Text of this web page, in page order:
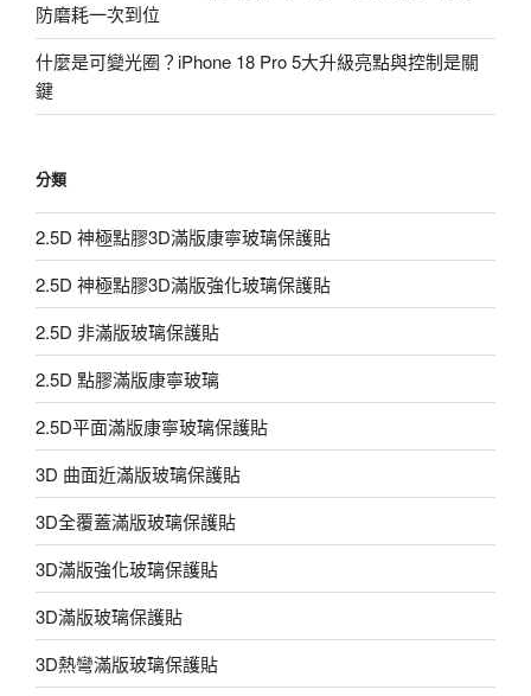
防磨耗一次到位
什麼是可變光圈？iPhone 18 Pro 5大升級亮點與控制是關
鍵
分類
2.5D 神極點膠3D滿版康寧玻璃保護貼
2.5D 神極點膠3D滿版強化玻璃保護貼
2.5D 非滿版玻璃保護貼
2.5D 點膠滿版康寧玻璃
2.5D平面滿版康寧玻璃保護貼
3D 曲面近滿版玻璃保護貼
3D全覆蓋滿版玻璃保護貼
3D滿版強化玻璃保護貼
3D滿版玻璃保護貼
3D熱彎滿版玻璃保護貼